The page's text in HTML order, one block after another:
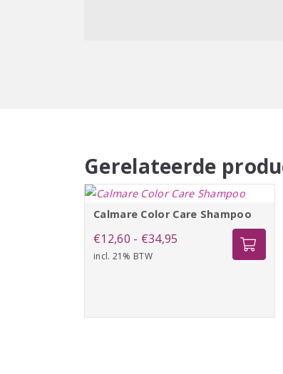
Gerelateerde
Calmare Color Care Shampoo
€12,60 - €34,95
incl. 21% BTW